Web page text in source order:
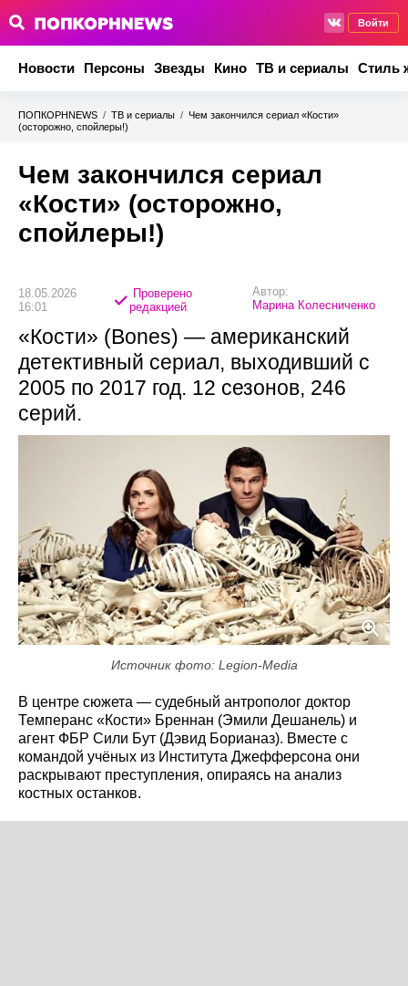
Войти
Новости Персоны Звезды Кино ТВ и сериалы Стиль
ПОПКОРНNEWS / ТВ и сериалы / Чем закончился сериал «Кости»
(осторожно, спойлеры!)
Чем закончился сериал
«Кости» (осторожно,
спойлеры!)
18.05.2026
16:01
Проверено
редакцией
Автор:
Марина Колесниченко
«Кости» (Bones) — американский
детективный сериал, выходивший с
2005 по 2017 год. 12 сезонов, 246
серий.
Источник фото: Legion-Media
В центре сюжета — судебный антрополог доктор
Темперанс «Кости» Бреннан (Эмили Дешанель) и
агент ФБР Сили Бут (Дэвид Борианаз). Вместе с
командой учёных из Института Джефферсона они
раскрывают преступления, опираясь на анализ
костных останков.